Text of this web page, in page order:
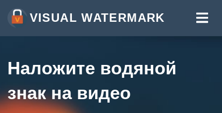
VISUAL WATERMARK
ВОДЯНОЙ ЗНАК НА ФОТО
ДРУГИЕ ПРИЛОЖЕНИЯ:
Наложите водяной
знак на видео